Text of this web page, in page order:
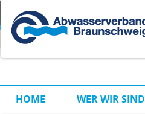
HOME WER WIR SIND